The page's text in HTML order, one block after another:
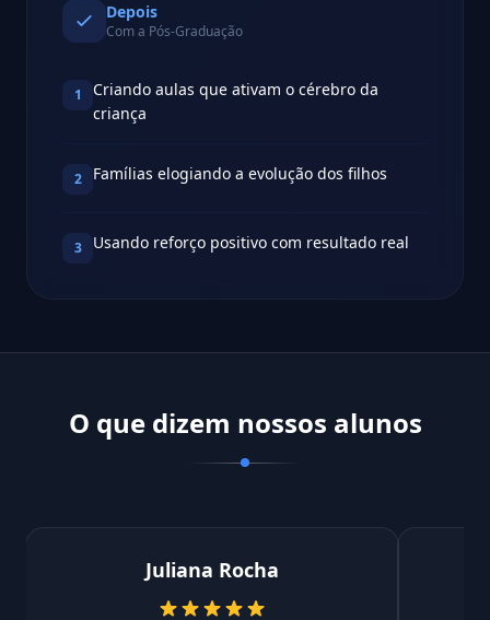
Depois
Com a Pós-Graduação
1
Criando aulas que ativam o cérebro da
criança
2 Famílias elogiando a evolução dos filhos
3 Usando reforço positivo com resultado real
O que dizem nossos alunos
Juliana Rocha